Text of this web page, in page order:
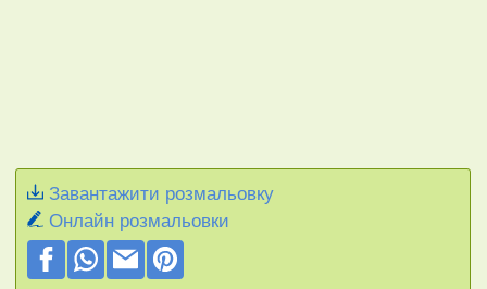
Завантажити розмальовку
Онлайн розмальовки